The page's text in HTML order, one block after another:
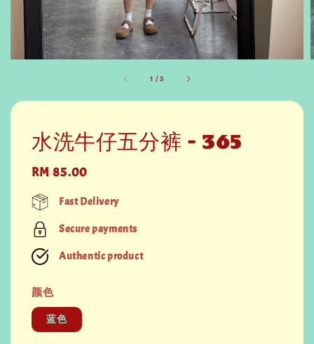
1 /3
水洗牛仔五分裤 - 365
Regular
price
RM 85.00
Fast Delivery
Secure payments
Authentic product
颜色
蓝色